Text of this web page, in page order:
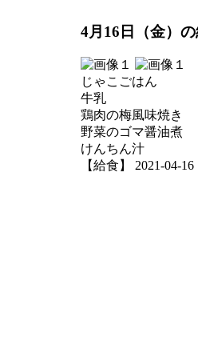
4月16日（金）
じゃこごはん
牛乳
鶏肉の梅風味焼き
野菜のゴマ醤油煮
けんちん汁
【給食】 2021-04-